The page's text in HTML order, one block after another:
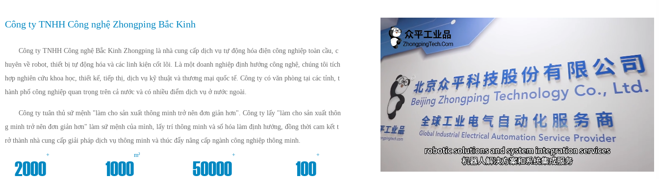
Công ty TNHH Công nghệ Zhongping Bắc Kinh
Công ty TNHH Công nghệ Bắc Kinh Zhongping là nhà cung cấp dịch vụ tự động hóa điện công nghiệp toàn cầu, c
huyên về robot, thiết bị tự động hóa và các linh kiện cốt lõi. Là một doanh nghiệp định hướng công nghệ, chúng tôi tích
hợp nghiên cứu khoa học, thiết kế, tiếp thị, dịch vụ kỹ thuật và thương mại quốc tế. Công ty có văn phòng tại các tỉnh, t
hành phố công nghiệp quan trọng trên cả nước và có nhiều điểm dịch vụ ở nước ngoài.
Công ty tuân thủ sứ mệnh "làm cho sản xuất thông minh trở nên đơn giản hơn". Công ty lấy "làm cho sản xuất thôn
g minh trở nên đơn giản hơn" làm sứ mệnh của mình, lấy trí thông minh và số hóa làm định hướng, đồng thời cam kết t
rở thành nhà cung cấp giải pháp dịch vụ thông minh và thúc đẩy nâng cấp ngành công nghiệp thông minh.
2000
+
1000
m²
50000
+
100
+